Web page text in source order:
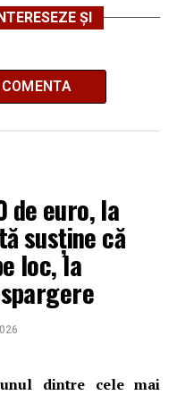
ȘI
de euro, la
susține că
loc, la
dintre cele mai